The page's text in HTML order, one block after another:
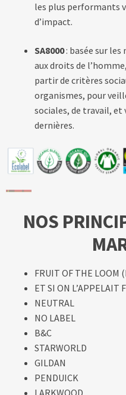
les plus performants
d’impact.
SA8000: basée sur
aux droits de l’homme,
partir de critères
organismes, pour
sociales, de travail, et
dernières.
NOS
FRUIT OF THE LOOM
ET SI ON L’APPELAIT
NEUTRAL
NO LABEL
B&C
STARWORLD
GILDAN
PENDUICK
LARKWOOD